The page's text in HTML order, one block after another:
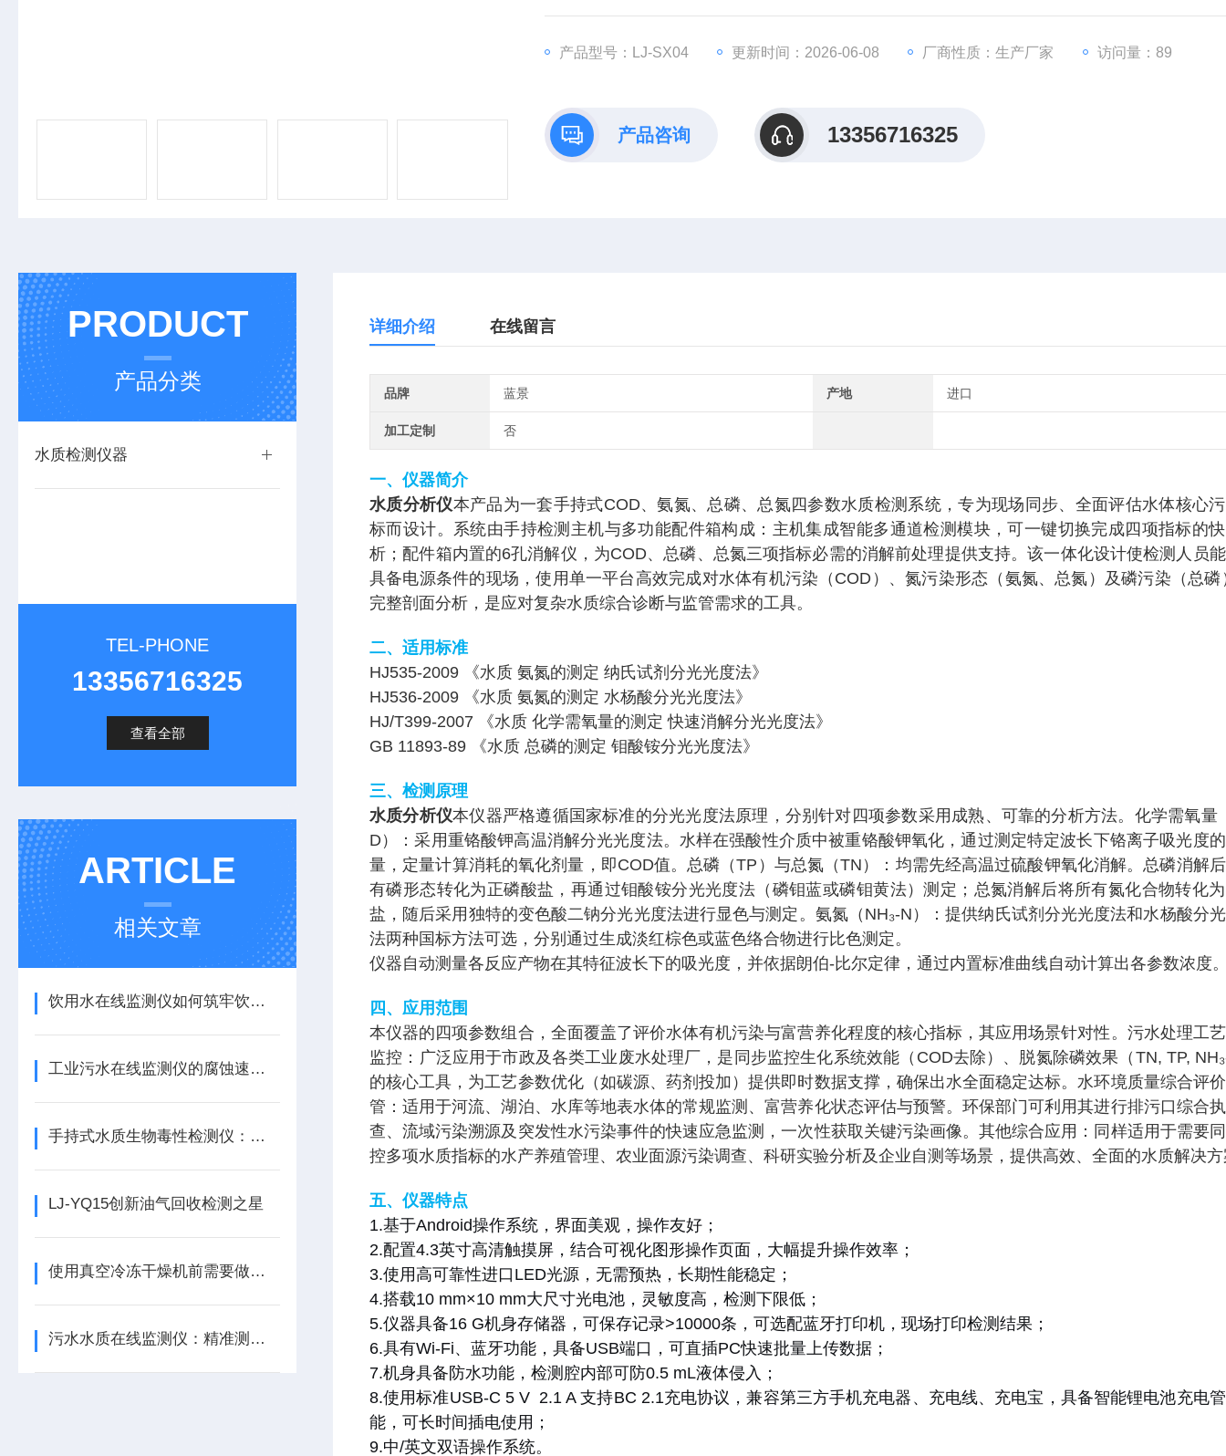
产品型号：LJ-SX04 更新时间：2026-06-08 厂商性质：生产厂家 访问量：89
产品咨询 13356716325
PRODUCT
产品分类
水质检测仪器
TEL-PHONE
13356716325
查看全部
ARTICLE
相关文章
饮用水在线监测仪如何筑牢饮水安全防线
工业污水在线监测仪的腐蚀速率预警功能
手持式水质生物毒性检测仪：工业废水检测 —— 助力企业绿色发展
LJ-YQ15创新油气回收检测之星
使用真空冷冻干燥机前需要做哪些准备工作？
污水水质在线监测仪：精准测量，守护排污安全
详细介绍 在线留言
品牌 蓝景 产地 进口
加工定制 否
一、仪器简介
水质分析仪本产品为一套手持式COD、氨氮、总磷、总氮四参数水质检测系统，专为现场同步、全面评估水体核心
标而设计。系统由手持检测主机与多功能配件箱构成：主机集成智能多通道检测模块，可一键切换完成四项指标的
析；配件箱内置的6孔消解仪，为COD、总磷、总氮三项指标必需的消解前处理提供支持。该一体化设计使检测人员
具备电源条件的现场，使用单一平台高效完成对水体有机污染（COD）、氮污染形态（氨氮、总氮）及磷污染（总磷
完整剖面分析，是应对复杂水质综合诊断与监管需求的工具。
二、适用标准
HJ535-2009 《水质 氨氮的测定 纳氏试剂分光光度法》
HJ536-2009 《水质 氨氮的测定 水杨酸分光光度法》
HJ/T399-2007 《水质 化学需氧量的测定 快速消解分光光度法》
GB 11893-89 《水质 总磷的测定 钼酸铵分光光度法》
三、检测原理
水质分析仪本仪器严格遵循国家标准的分光光度法原理，分别针对四项参数采用成熟、可靠的分析方法。化学需氧量
D）：采用重铬酸钾高温消解分光光度法。水样在强酸性介质中被重铬酸钾氧化，通过测定特定波长下铬离子吸光度
量，定量计算消耗的氧化剂量，即COD值。总磷（TP）与总氮（TN）：均需先经高温过硫酸钾氧化消解。总磷消解
有磷形态转化为正磷酸盐，再通过钼酸铵分光光度法（磷钼蓝或磷钼黄法）测定；总氮消解后将所有氮化合物转化
盐，随后采用独特的变色酸二钠分光光度法进行显色与测定。氨氮（NH₃-N）：提供纳氏试剂分光光度法和水杨酸分
法两种国标方法可选，分别通过生成淡红棕色或蓝色络合物进行比色测定。
仪器自动测量各反应产物在其特征波长下的吸光度，并依据朗伯-比尔定律，通过内置标准曲线自动计算出各参数浓度
四、应用范围
本仪器的四项参数组合，全面覆盖了评价水体有机污染与富营养化程度的核心指标，其应用场景针对性。污水处理工
监控：广泛应用于市政及各类工业废水处理厂，是同步监控生化系统效能（COD去除）、脱氮除磷效果（TN, TP,
的核心工具，为工艺参数优化（如碳源、药剂投加）提供即时数据支撑，确保出水全面稳定达标。水环境质量综合评
管：适用于河流、湖泊、水库等地表水体的常规监测、富营养化状态评估与预警。环保部门可利用其进行排污口综合
查、流域污染溯源及突发性水污染事件的快速应急监测，一次性获取关键污染画像。其他综合应用：同样适用于需要
控多项水质指标的水产养殖管理、农业面源污染调查、科研实验分析及企业自测等场景，提供高效、全面的水质解决
五、仪器特点
1.基于Android操作系统，界面美观，操作友好；
2.配置4.3英寸高清触摸屏，结合可视化图形操作页面，大幅提升操作效率；
3.使用高可靠性进口LED光源，无需预热，长期性能稳定；
4.搭载10 mm×10 mm大尺寸光电池，灵敏度高，检测下限低；
5.仪器具备16 G机身存储器，可保存记录>10000条，可选配蓝牙打印机，现场打印检测结果；
6.具有Wi-Fi、蓝牙功能，具备USB端口，可直插PC快速批量上传数据；
7.机身具备防水功能，检测腔内部可防0.5 mL液体侵入；
8.使用标准USB-C 5 V 2.1 A 支持BC 2.1充电协议，兼容第三方手机充电器、充电线、充电宝，具备智能锂电池充电
能，可长时间插电使用；
9.中/英文双语操作系统。